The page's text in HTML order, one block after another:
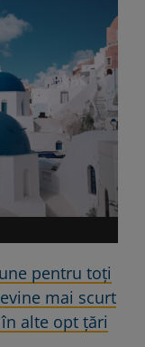
pentru toți
mai scurt
alte opt țări